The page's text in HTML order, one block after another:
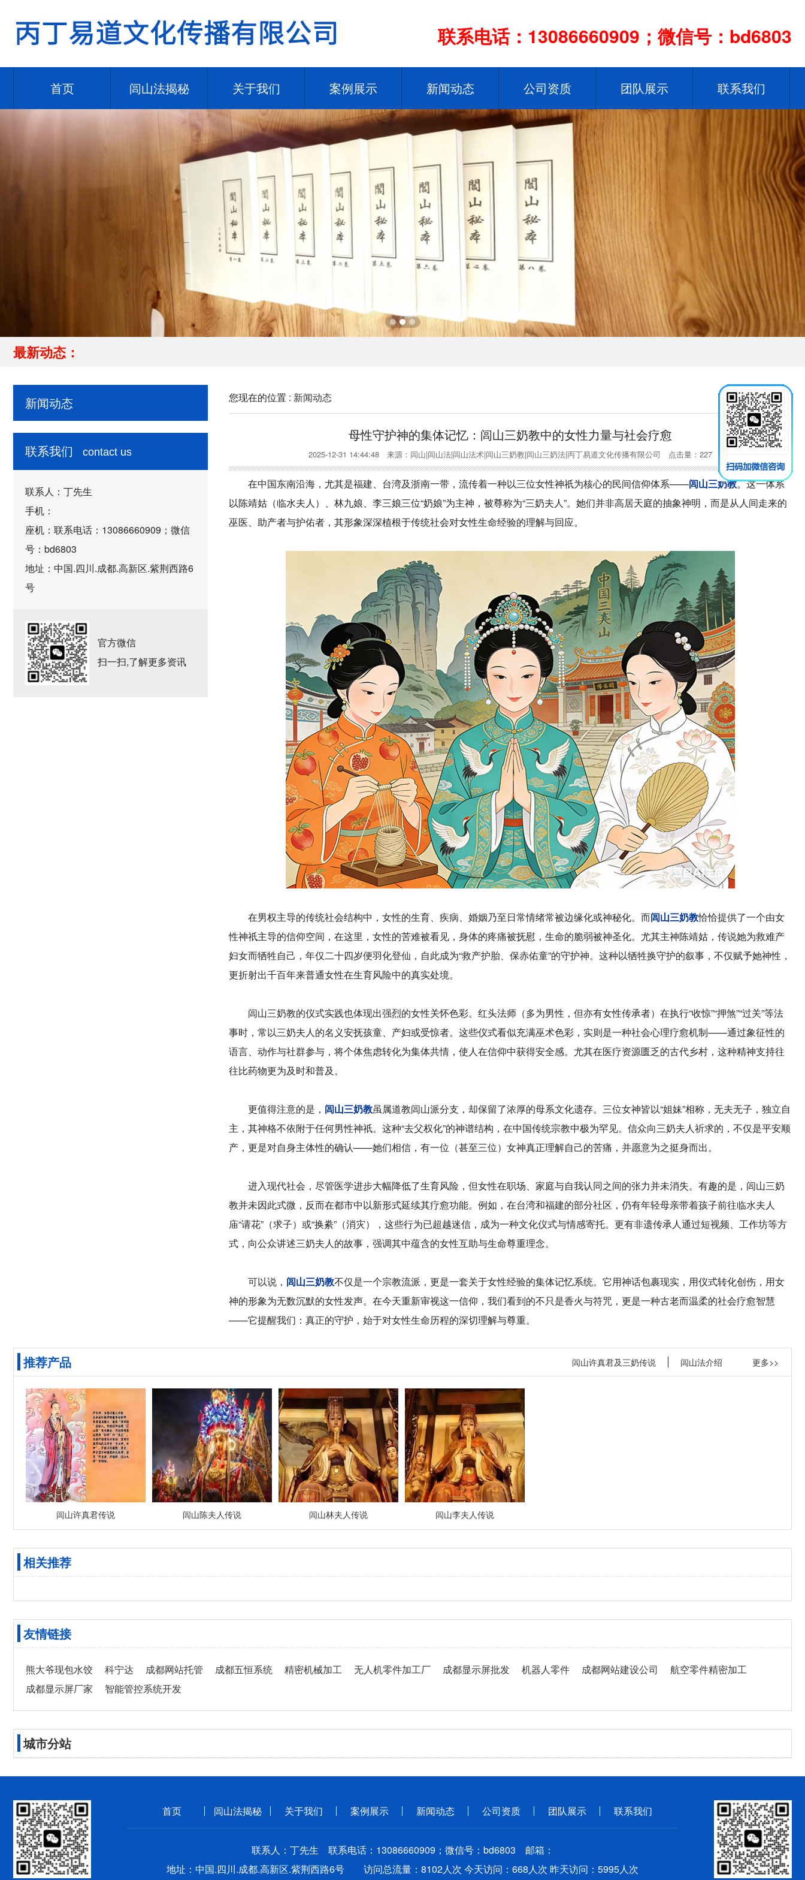
联系电话：13086660909；微信号：bd6803
首页 闾山法揭秘 关于我们 案例展示 新闻动态 公司资质 团队展示 联系我们
最新动态：
新闻动态
联系我们 contact us
联系人：丁先生
手机：
座机：联系电话：13086660909；微信
号：bd6803
地址：中国.四川.成都.高新区.紫荆西路6
号
官方微信
扫一扫,了解更多资讯
您现在的位置 : 新闻动态
母性守护神的集体记忆：闾山三奶教中的女性力量与社会疗愈
2025-12-31 14:44:48 来源：闾山|闾山法|闾山法术|闾山三奶教|闾山三奶法|丙丁易道文化传播有限公司 点击量：227
在中国东南沿海，尤其是福建、台湾及浙南一带，流传着一种以三位女性神祇为核心的民间信仰体系——闾山三奶教。这一体系
以陈靖姑（临水夫人）、林九娘、李三娘三位“奶娘”为主神，被尊称为“三奶夫人”。她们并非高居天庭的抽象神明，而是从人间走来的
巫医、助产者与护佑者，其形象深深植根于传统社会对女性生命经验的理解与回应。
在男权主导的传统社会结构中，女性的生育、疾病、婚姻乃至日常情绪常被边缘化或神秘化。而闾山三奶教恰恰提供了一个由女
性神祇主导的信仰空间，在这里，女性的苦难被看见，身体的疼痛被抚慰，生命的脆弱被神圣化。尤其主神陈靖姑，传说她为救难产
妇女而牺牲自己，年仅二十四岁便羽化登仙，自此成为“救产护胎、保赤佑童”的守护神。这种以牺牲换守护的叙事，不仅赋予她神性，
更折射出千百年来普通女性在生育风险中的真实处境。
闾山三奶教的仪式实践也体现出强烈的女性关怀色彩。红头法师（多为男性，但亦有女性传承者）在执行“收惊”“押煞”“过关”等法
事时，常以三奶夫人的名义安抚孩童、产妇或受惊者。这些仪式看似充满巫术色彩，实则是一种社会心理疗愈机制——通过象征性的
语言、动作与社群参与，将个体焦虑转化为集体共情，使人在信仰中获得安全感。尤其在医疗资源匮乏的古代乡村，这种精神支持往
往比药物更为及时和普及。
更值得注意的是， 闾山三奶教虽属道教闾山派分支，却保留了浓厚的母系文化遗存。三位女神皆以“姐妹”相称，无夫无子，独立自
主，其神格不依附于任何男性神祇。这种“去父权化”的神谱结构，在中国传统宗教中极为罕见。信众向三奶夫人祈求的，不仅是平安顺
产，更是对自身主体性的确认——她们相信，有一位（甚至三位）女神真正理解自己的苦痛，并愿意为之挺身而出。
进入现代社会，尽管医学进步大幅降低了生育风险，但女性在职场、家庭与自我认同之间的张力并未消失。有趣的是，闾山三奶
教并未因此式微，反而在都市中以新形式延续其疗愈功能。例如，在台湾和福建的部分社区，仍有年轻母亲带着孩子前往临水夫人
庙“请花”（求子）或“换絭”（消灾），这些行为已超越迷信，成为一种文化仪式与情感寄托。更有非遗传承人通过短视频、工作坊等方
式，向公众讲述三奶夫人的故事，强调其中蕴含的女性互助与生命尊重理念。
可以说， 闾山三奶教不仅是一个宗教流派，更是一套关于女性经验的集体记忆系统。它用神话包裹现实，用仪式转化创伤，用女
神的形象为无数沉默的女性发声。在今天重新审视这一信仰，我们看到的不只是香火与符咒，更是一种古老而温柔的社会疗愈智慧
——它提醒我们：真正的守护，始于对女性生命历程的深切理解与尊重。
推荐产品 更多>>
闾山许真君及三奶传说 闾山法介绍
闾山许真君传说 闾山陈夫人传说 闾山林夫人传说 闾山李夫人传说
相关推荐
友情链接
熊大爷现包水饺 科宁达 成都网站托管 成都五恒系统 精密机械加工 无人机零件加工厂 成都显示屏批发 机器人零件 成都网站建设公司
航空零件精密加工
成都显示屏厂家
智能管控系统开发
城市分站
首页 闾山法揭秘 关于我们 案例展示 新闻动态 公司资质 团队展示 联系我们
联系人：丁先生 联系电话：13086660909；微信号：bd6803 邮箱：
地址：中国.四川.成都.高新区.紫荆西路6号 访问总流量：8102人次 今天访问：668人次 昨天访问：5995人次